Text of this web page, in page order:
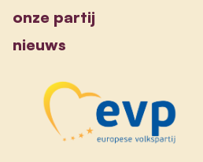
onze partij
nieuws